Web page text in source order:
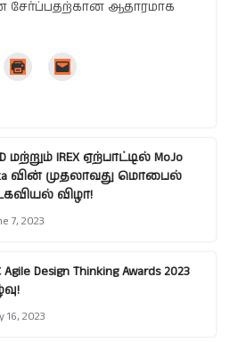
ஆதாரமாக
மற்றும் IREX ஏற்பாட்டில் MoJo
வின் முதலாவது மொபைல்
விழா!
7, 2023
Agile Design Thinking Awards 2023
16, 2023